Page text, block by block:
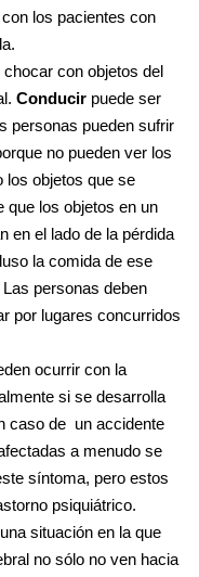
los pacientes con
con objetos del
Conducir puede ser
personas pueden sufrir
no pueden ver los
los objetos que se
que los objetos en un
en el lado de la pérdida
la comida de ese
personas deben
por lugares concurridos
ocurrir con la
si se desarrolla
caso de  un accidente
a menudo se
síntoma, pero estos
psiquiátrico.
situación en la que
no sólo no ven hacia